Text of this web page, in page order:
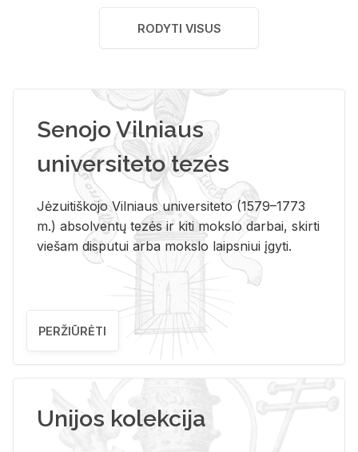
RODYTI VISUS
Senojo Vilniaus
universiteto tezės
Jėzuitiškojo Vilniaus universiteto (1579–1773
m.) absolventų tezės ir kiti mokslo darbai, skirti
viešam disputui arba mokslo laipsniui įgyti.
PERŽIŪRĖTI
Unijos kolekcija